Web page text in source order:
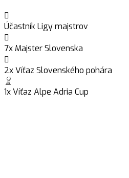
Účastník Ligy majstrov
7x Majster Slovenska
2x Víťaz Slovenského pohára
1x Víťaz Alpe Adria Cup